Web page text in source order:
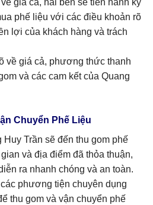
giá cả, hai bên sẽ tiến hành ký
phế liệu với các điều khoản rõ
lợi của khách hàng và trách
về giá cả, phương thức thanh
và các cam kết của Quang
Chuyển Phế Liệu
Trần sẽ đến thu gom phế
và địa điểm đã thỏa thuận,
ra nhanh chóng và an toàn.
phương tiện chuyên dụng
thu gom và vận chuyển phế